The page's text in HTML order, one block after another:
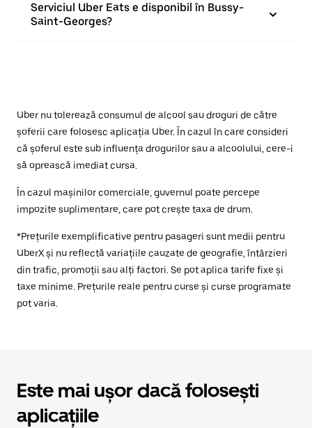
Serviciul Uber Eats e disponibil în Bussy-
Saint-Georges?
Uber nu tolerează consumul de alcool sau droguri de către
șoferii care folosesc aplicația Uber. În cazul în care consideri
că șoferul este sub influența drogurilor sau a alcoolului, cere-i
să oprească imediat cursa.
În cazul mașinilor comerciale, guvernul poate percepe
impozite suplimentare, care pot crește taxa de drum.
*Prețurile exemplificative pentru pasageri sunt medii pentru
UberX și nu reflectă variațiile cauzate de geografie, întârzieri
din trafic, promoții sau alți factori. Se pot aplica tarife fixe și
taxe minime. Prețurile reale pentru curse și curse programate
pot varia.
Este mai ușor dacă folosești
aplicațiile